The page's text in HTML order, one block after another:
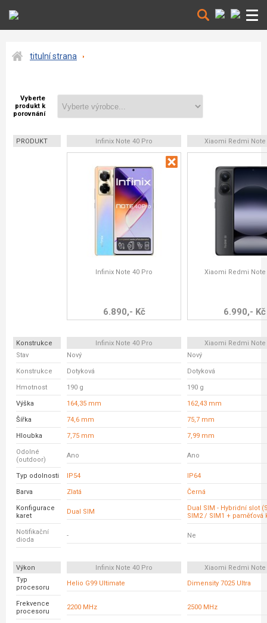
titulní strana
Vyberte
produkt k
porovnání
PRODUKT Infinix Note 40 Pro Xiaomi Redmi Note
Infinix Note 40 Pro
6.890,- Kč
Xiaomi Redmi Note
6.990,- Kč
Konstrukce Infinix Note 40 Pro
Xiaomi Redmi Note
Stav
Nový Nový
Konstrukce Dotyková Dotyková
Hmotnost 190 g 190 g
Výška 164,35 mm 162,43 mm
Šířka 74,6 mm 75,7 mm
Hloubka 7,75 mm 7,99 mm
Odolné
(outdoor)
Ano Ano
Typ odolnosti IP54 IP64
Barva Zlatá Černá
Konfigurace
karet
Dual SIM
Dual SIM - Hybridní slot
SIM2 / SIM1 + paměťová
Notifikační
dioda
- Ne
Výkon Infinix Note 40 Pro
Xiaomi Redmi Note
Typ
procesoru
Helio G99 Ultimate Dimensity 7025 Ultra
Frekvence
procesoru
2200 MHz 2500 MHz